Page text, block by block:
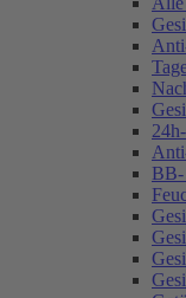
BB-